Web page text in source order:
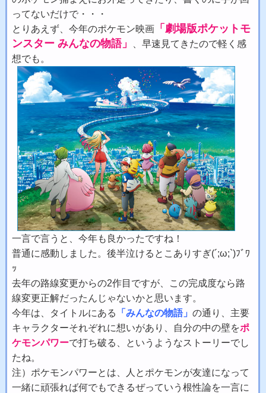
ってないだけで・・・
とりあえず、今年のポケモン映画 「劇場版ポケットモ
ンスター みんなの物語」
、早速見てきたので軽く感
想でも。
一言で言うと、今年も良かったですね！
普通に感動しました。後半泣けるとこありすぎ(´;ω;`)ﾌﾞﾜ
ｯ
去年の路線変更からの2作目ですが、この完成度なら路
線変更正解だったんじゃないかと思います。
今年は、タイトルにある
「みんなの物語」の通り、主要
キャラクターそれぞれに想いがあり、自分の中の壁をポ
ケモンパワーで打ち破る、というようなストーリーでし
たね。
注）ポケモンパワーとは、人とポケモンが友達になって
一緒に頑張れば何でもできるぜっていう根性論を一言に